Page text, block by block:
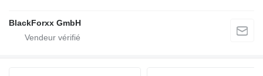
BlackForxx GmbH